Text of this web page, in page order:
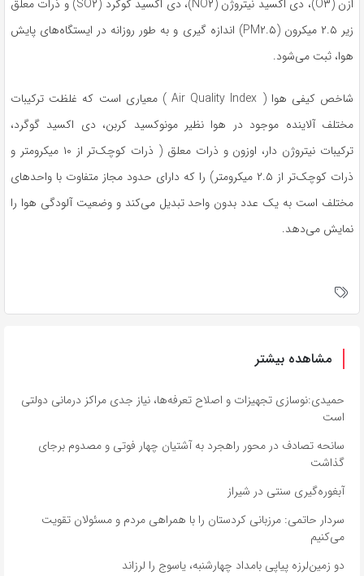
اُزن
(O۳)، دی اکسید نیتروژن (NO۲)، دی اکسید گوگرد (SO۲) و ذرات معلق
زیر ۲.۵ میکرون (PM۲.۵) اندازه
گیری و به طور روزانه در ایستگاه‌های پایش
هوا، ثبت می‌شود.
شاخص کیفی هوا ( Air Quality Index ) معیاری است که غلظت ترکیبات
مختلف آلاینده موجود در هوا نظیر مونوکسید کربن، دی اکسید گوگرد،
ترکیبات نیتروژن دار، اوزون و ذرات معلق ( ذرات کوچک‌تر از ۱۰ میکرومتر و
ذرات کوچک‌تر از ۲.۵ میکرومتر) را که دارای حدود مجاز متفاوت با واحدهای
مختلف است به یک عدد بدون واحد تبدیل می‌کند و وضعیت آلودگی هوا را
نمایش می‌دهد.
مشاهده بیشتر
حمیدی:نوسازی تجهیزات و اصلاح تعرفه‌ها، نیاز جدی مراکز درمانی دولتی
است
سانحه تصادف در محور راهجرد به آشتیان چهار فوتی و مصدوم برجای
گذاشت
آبغوره‌گیری سنتی در شیراز
سردار حاتمی: مرزبانی کردستان را با همراهی مردم و مسئولان تقویت
می‌کنیم
دو زمین‌لرزه پیاپی بامداد چهارشنبه، یاسوج را لرزاند